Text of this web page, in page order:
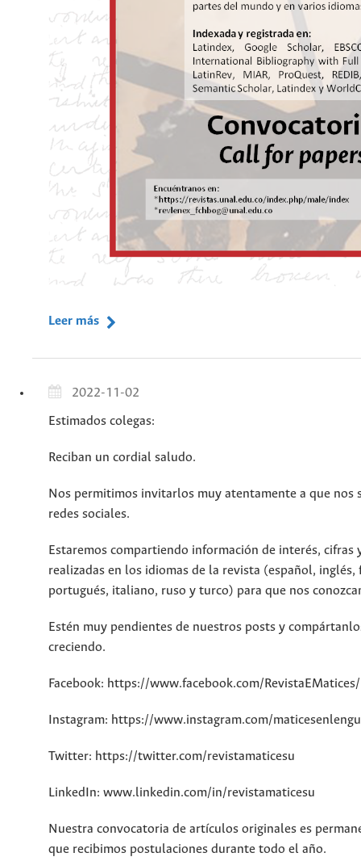
Leer más
2022-11-02
Estimados colegas:
Reciban un cordial saludo.
Nos permitimos invitarlos muy atentamente a que nos
redes sociales.
Estaremos compartiendo información de interés, cifras
realizadas en los idiomas de la revista (español, inglés,
portugués, italiano, ruso y turco) para que nos
Estén muy pendientes de nuestros posts y
creciendo.
Facebook: https://www.facebook.com/RevistaEMatices/
Instagram: https://www.instagram.com/
Twitter: https://twitter.com/revistamaticesu
LinkedIn: www.linkedin.com/in/revistamaticesu
Nuestra convocatoria de artículos originales es
que recibimos postulaciones durante todo el año.